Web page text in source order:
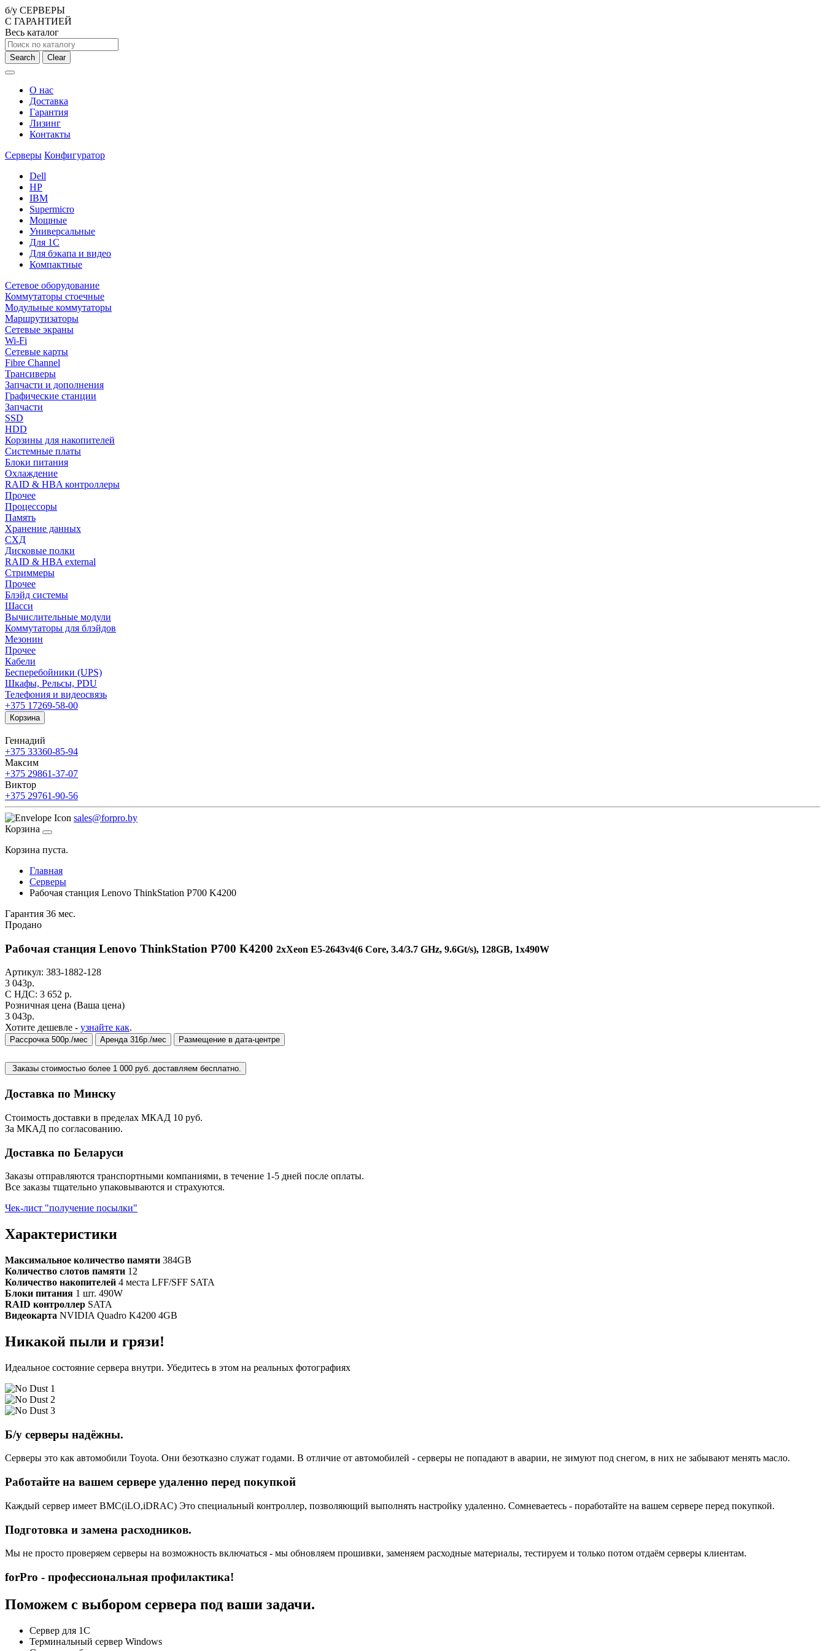
б/у СЕРВЕРЫ
С ГАРАНТИЕЙ
Весь каталог
Search Clear
О нас
Доставка
Гарантия
Лизинг
Контакты
Серверы Конфигуратор
Dell
HP
IBM
Supermicro
Мощные
Универсальные
Для 1С
Для бэкапа и видео
Компактные
Сетевое оборудование
Коммутаторы стоечные
Модульные коммутаторы
Маршрутизаторы
Сетевые экраны
Wi-Fi
Сетевые карты
Fibre Channel
Трансиверы
Запчасти и дополнения
Графические станции
Запчасти
SSD
HDD
Корзины для накопителей
Системные платы
Блоки питания
Охлаждение
RAID & HBA контроллеры
Прочее
Процессоры
Память
Хранение данных
СХД
Дисковые полки
RAID & HBA external
Стриммеры
Прочее
Блэйд системы
Шасси
Вычислительные модули
Коммутаторы для блэйдов
Мезонин
Прочее
Кабели
Бесперебойники (UPS)
Шкафы, Рельсы, PDU
Телефония и видеосвязь
+375 17269-58-00
Корзина
Геннадий
+375 33360-85-94
Максим
+375 29861-37-07
Виктор
+375 29761-90-56
sales@forpro.by
Корзина
Корзина пуста.
Главная
Серверы
Рабочая станция Lenovo ThinkStation P700 K4200
Гарантия 36 мес.
Продано
Рабочая станция Lenovo ThinkStation P700 K4200 2xXeon E5-2643v4(6 Core, 3.4/3.7 GHz, 9.6Gt/s), 128GB, 1x490W
Артикул: 383-1882-128
3 043р.
C НДС: 3 652 р.
Розничная цена (Ваша цена)
3 043р.
Хотите дешевле - узнайте как.
Рассрочка 500р./мес Аренда 316р./мес Размещение в дата-центре
Заказы стоимостью более 1 000 руб. доставляем бесплатно.
Доставка по Минску
Стоимость доставки в пределах МКАД 10 руб.
За МКАД по согласованию.
Доставка по Беларуси
Заказы отправляются транспортными компаниями, в течение 1-5 дней после оплаты.
Все заказы тщательно упаковываются и страхуются.
Чек-лист "получение посылки"
Характеристики
Максимальное количество памяти 384GB
Количество слотов памяти 12
Количество накопителей 4 места LFF/SFF SATA
Блоки питания 1 шт. 490W
RAID контроллер SATA
Видеокарта NVIDIA Quadro K4200 4GB
Никакой пыли и грязи!
Идеальное состояние сервера внутри. Убедитесь в этом на реальных фотографиях
Б/у серверы надёжны.
Серверы это как автомобили Toyota. Они безотказно служат годами. В отличие от автомобилей - серверы не попадают в аварии, не зимуют под снегом, в них не забывают менять масло.
Работайте на вашем сервере удаленно перед покупкой
Каждый сервер имеет BMC(iLO,iDRAC) Это специальный контроллер, позволяющий выполнять настройку удаленно. Сомневаетесь - поработайте на вашем сервере перед покупкой.
Подготовка и замена расходников.
Мы не просто проверяем серверы на возможность включаться - мы обновляем прошивки, заменяем расходные материалы, тестируем и только потом отдаём серверы клиентам.
forPro - профессиональная профилактика!
Поможем с выбором сервера под ваши задачи.
Сервер для 1С
Терминальный сервер Windows